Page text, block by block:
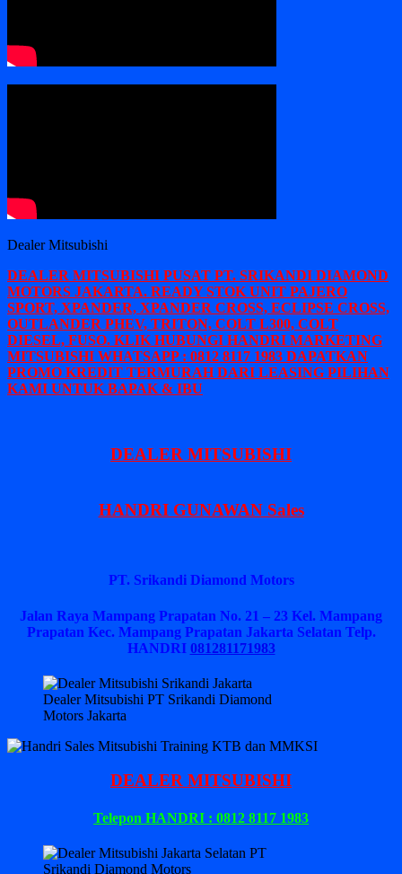
Dealer Mitsubishi
DEALER MITSUBISHI PUSAT PT. SRIKANDI DIAMOND
MOTORS JAKARTA. READY STOK UNIT PAJERO
SPORT, XPANDER, XPANDER CROSS, ECLIPSE CROSS,
OUTLANDER PHEV, TRITON, COLT L300, COLT
DIESEL, FUSO. KLIK HUBUNGI HANDRI MARKETING
MITSUBISHI WHATSAPP : 0812 8117 1983 DAPATKAN
PROMO KREDIT TERMURAH DARI LEASING PILIHAN
KAMI UNTUK BAPAK & IBU
DEALER MITSUBISHI
HANDRI GUNAWAN Sales
PT. Srikandi Diamond Motors
Jalan Raya Mampang Prapatan No. 21 – 23 Kel. Mampang
Prapatan Kec. Mampang Prapatan Jakarta Selatan Telp.
HANDRI 081281171983
Dealer Mitsubishi PT Srikandi Diamond
Motors Jakarta
DEALER MITSUBISHI
Telepon HANDRI : 0812 8117 1983